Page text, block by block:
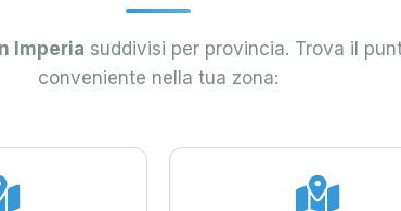
Imperia suddivisi per provincia. Trova il
conveniente nella tua zona: